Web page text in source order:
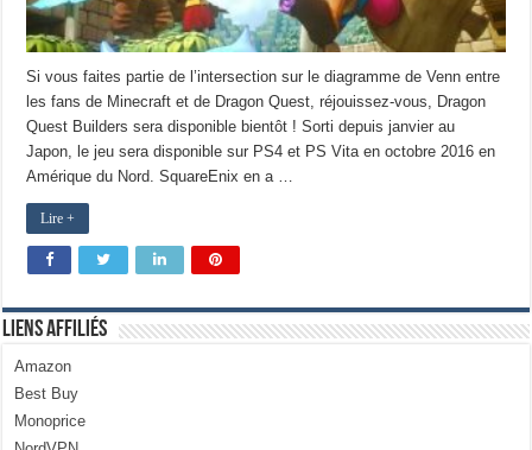
Si vous faites partie de l’intersection sur le diagramme de Venn entre
les fans de Minecraft et de Dragon Quest, réjouissez-vous, Dragon
Quest Builders sera disponible bientôt ! Sorti depuis janvier au
Japon, le jeu sera disponible sur PS4 et PS Vita en octobre 2016 en
Amérique du Nord. SquareEnix en a …
Lire +
Liens Affiliés
Amazon
Best Buy
Monoprice